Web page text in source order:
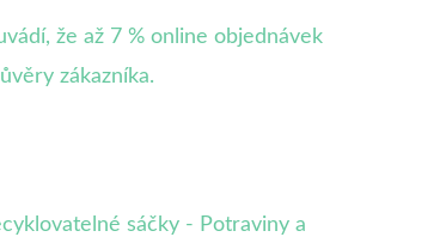
že až 7 % online objednávek
zákazníka.
sáčky - Potraviny a